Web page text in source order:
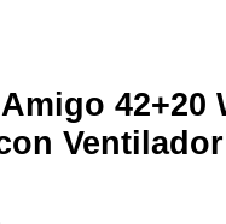
42+20